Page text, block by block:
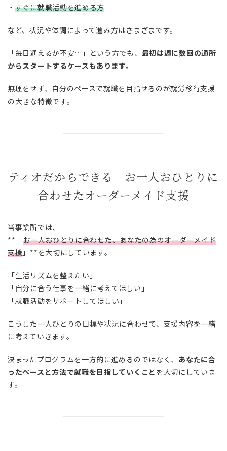
・ すぐに就職活動を進める方
など、状況や体調によって進み方はさまざまです。
「毎日通えるか不安…」という方でも、 最初は週に数回の通所
からスタートするケースもあります。
無理をせず、自分のペースで就職を目指せるのが就労移行支援
の大きな特徴です。
ティオだからできる｜お一人おひとりに
合わせたオーダーメイド支援
当事業所では、
**「お一人おひとりに合わせた、あなたの為のオーダーメイド
支援 」**を大切にしています。
「生活リズムを整えたい」
「自分に合う仕事を一緒に考えてほしい」
「就職活動をサポートしてほしい」
こうした一人ひとりの目標や状況に合わせて、支援内容を一緒
に考えていきます。
決まったプログラムを一方的に進めるのではなく、 あなたに合
ったペースと方法で就職を目指していくこと を大切にしていま
す。